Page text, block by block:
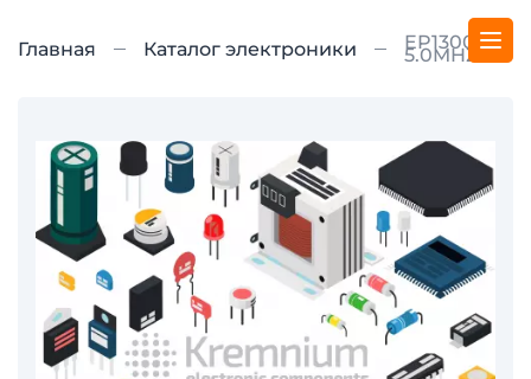
Главная Каталог электроники EP1300TS-
5.0MHZ